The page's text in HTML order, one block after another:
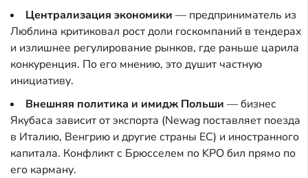
Централизация экономики — предприниматель из
Люблина критиковал рост доли госкомпаний в тендерах
и излишнее регулирование рынков, где раньше царила
конкуренция. По его мнению, это душит частную
инициативу.
Внешняя политика и имидж Польши — бизнес
Якубаса зависит от экспорта (Newag поставляет поезда
в Италию, Венгрию и другие страны ЕС) и иностранного
капитала. Конфликт с Брюсселем по KPO бил прямо по
его карману.